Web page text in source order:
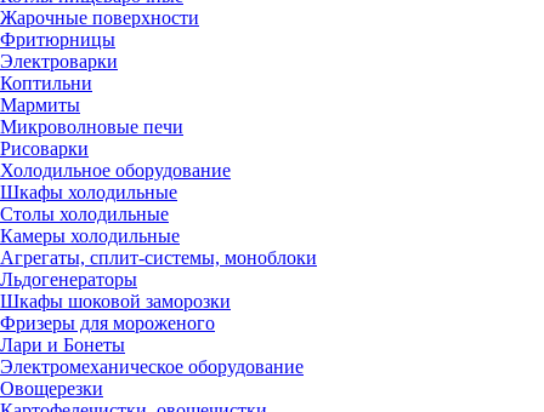
Жарочные поверхности
Фритюрницы
Электроварки
Коптильни
Мармиты
Микроволновые печи
Рисоварки
Холодильное оборудование
Шкафы холодильные
Столы холодильные
Камеры холодильные
Агрегаты, сплит-системы, моноблоки
Льдогенераторы
Шкафы шоковой заморозки
Фризеры для мороженого
Лари и Бонеты
Электромеханическое оборудование
Овощерезки